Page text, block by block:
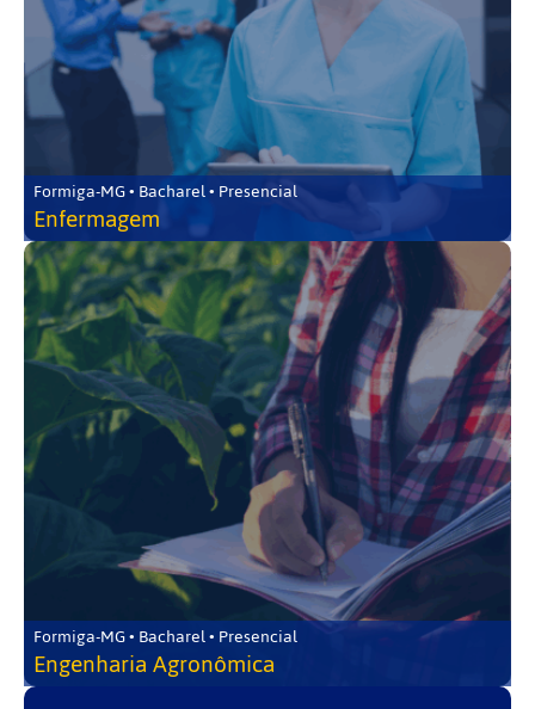
Formiga-MG • Bacharel • Presencial
Enfermagem
Formiga-MG • Bacharel • Presencial
Engenharia Agronômica